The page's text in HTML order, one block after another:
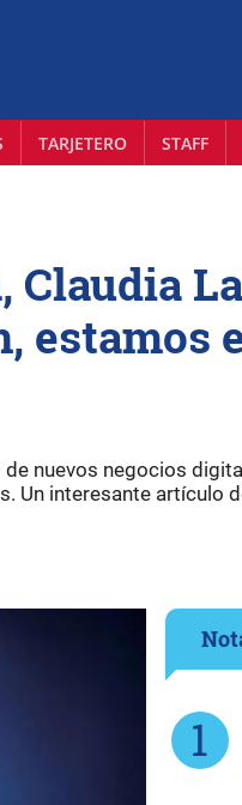
TARJETERO STAFF
estamos
nuevos negocios
Un interesante artículo